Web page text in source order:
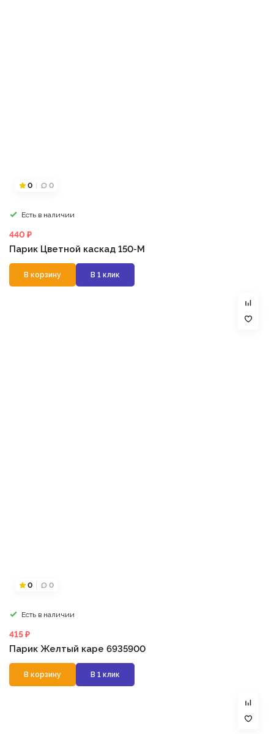
0 0
Есть в наличии
440 ₽
Парик Цветной каскад 150-M
В корзину В 1 клик
0 0
Есть в наличии
415 ₽
Парик Желтый каре 6935900
В корзину В 1 клик